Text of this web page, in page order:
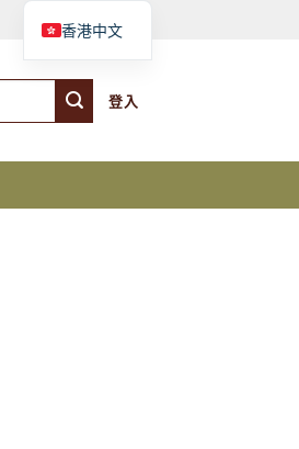
購物車
登入
香港中文